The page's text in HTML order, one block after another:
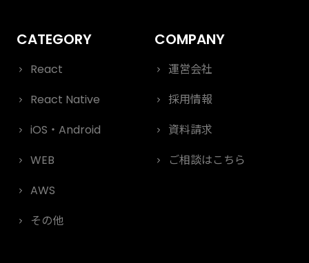
React
React Native
iOS・Android
WEB
AWS
その他
運営会社
採用情報
資料請求
ご相談はこちら